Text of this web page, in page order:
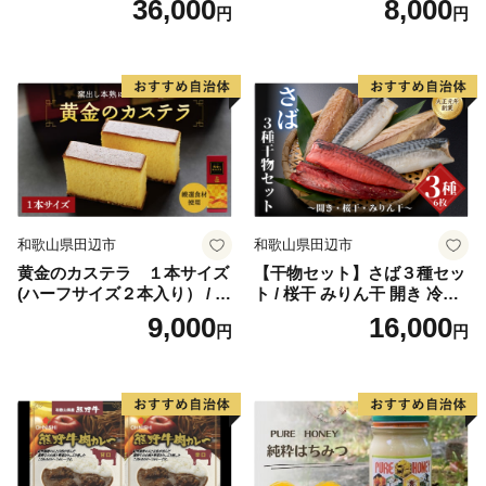
ん酢付きのくえ】 ※北海
本クエ ポン酢 ぽんず 田辺市
和歌山県 贈答 ギフト ご家庭
【gtr001】
36,000円
お取り寄せ 和歌山県 田辺市
8,000円
和歌山県田辺市
黄金のカステラ １本サイズ
(ハーフサイズ２本入り） / 田
子 黄金 おやつ １本 【ehs00
9,000円
和歌山県田辺市
【干物セット】さば３種セッ
ト / 桜干 みりん干 開き 冷凍
魚介類 焼き魚 食べ比べ サバ
鯖 和歌山県 田辺市【mst011-
16,000円